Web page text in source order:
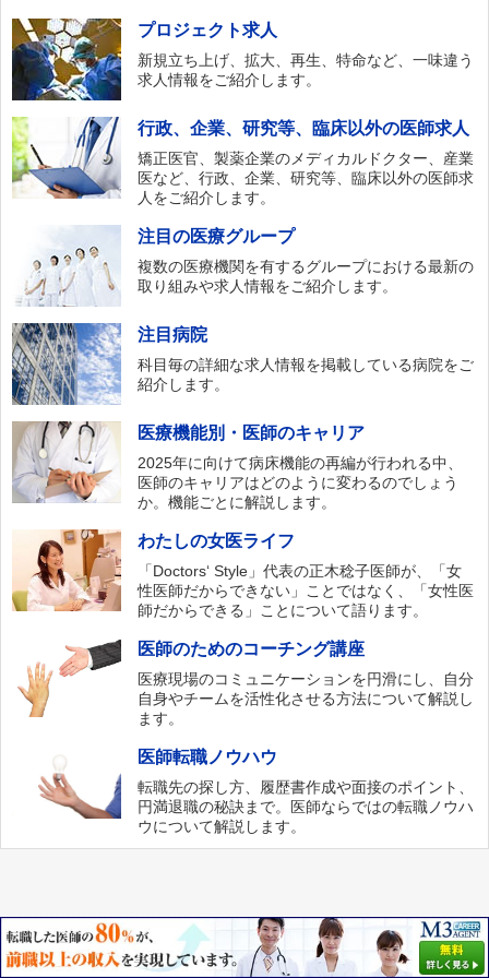
プロジェクト求人
新規立ち上げ、拡大、再生、特命など、一味違う
求人情報をご紹介します。
行政、企業、研究等、臨床以外の医師求人
矯正医官、製薬企業のメディカルドクター、産業
医など、行政、企業、研究等、臨床以外の医師求
人をご紹介します。
注目の医療グループ
複数の医療機関を有するグループにおける最新の
取り組みや求人情報をご紹介します。
注目病院
科目毎の詳細な求人情報を掲載している病院をご
紹介します。
医療機能別・医師のキャリア
2025年に向けて病床機能の再編が行われる中、
医師のキャリアはどのように変わるのでしょう
か。機能ごとに解説します。
わたしの女医ライフ
「Doctors‘ Style」代表の正木稔子医師が、「女
性医師だからできない」ことではなく、「女性医
師だからできる」ことについて語ります。
医師のためのコーチング講座
医療現場のコミュニケーションを円滑にし、自分
自身やチームを活性化させる方法について解説し
ます。
医師転職ノウハウ
転職先の探し方、履歴書作成や面接のポイント、
円満退職の秘訣まで。医師ならではの転職ノウハ
ウについて解説します。